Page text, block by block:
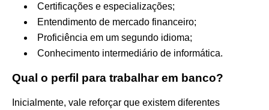
Certificações e especializações;
Entendimento de mercado financeiro;
Proficiência em um segundo idioma;
Conhecimento intermediário de informática.
Qual o perfil para trabalhar em banco?
Inicialmente, vale reforçar que existem diferentes